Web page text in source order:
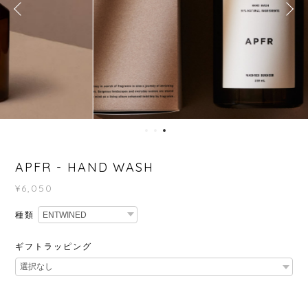
APFR - HAND WASH
¥6,050
種類
ギフトラッピング